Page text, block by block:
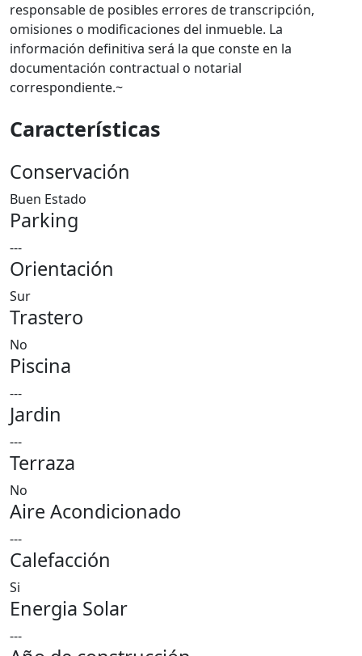
responsable de posibles errores de transcripción,
omisiones o modificaciones del inmueble. La
información definitiva será la que conste en la
documentación contractual o notarial
correspondiente.~
Características
Conservación
Buen Estado
Parking
---
Orientación
Sur
Trastero
No
Piscina
---
Jardin
---
Terraza
No
Aire Acondicionado
---
Calefacción
Si
Energia Solar
---